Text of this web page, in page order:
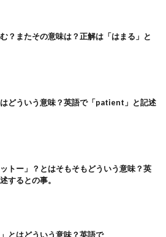
？またその意味は？正解は「はまる」と
はどういう意味？英語で「patient」と記述
トー」？とはそもそもどういう意味？英
するとの事。
とはどういう意味？英語で